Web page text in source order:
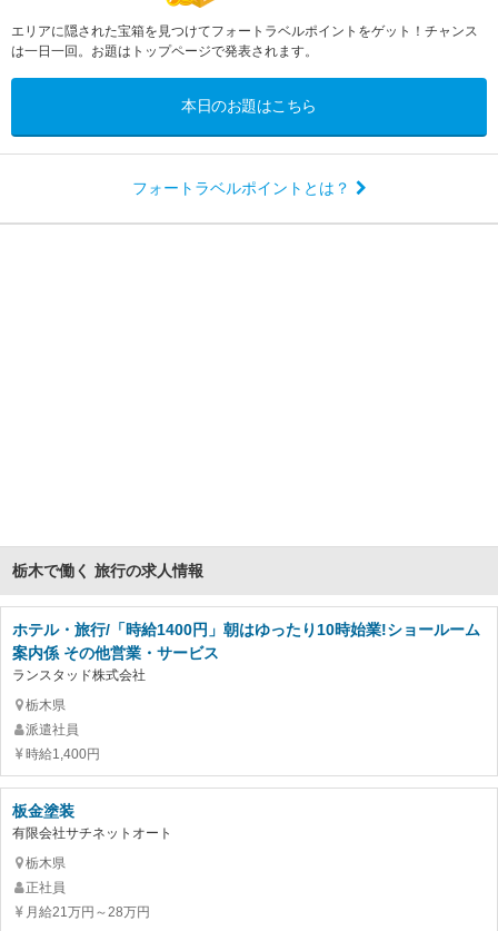
エリアに隠された宝箱を見つけてフォートラベルポイントをゲット！チャンス
は一日一回。お題はトップページで発表されます。
本日のお題はこちら
フォートラベルポイントとは？
栃木で働く 旅行の求人情報
ホテル・旅行/「時給1400円」朝はゆったり10時始業!ショールーム
案内係 その他営業・サービス
ランスタッド株式会社
栃木県
派遣社員
時給1,400円
板金塗装
有限会社サチネットオート
栃木県
正社員
月給21万円～28万円